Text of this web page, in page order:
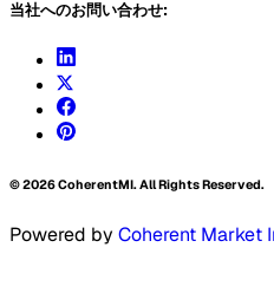
当社へのお問い合わせ:
©2026CoherentMI. All Rights Reserved.
Powered by Coherent Market